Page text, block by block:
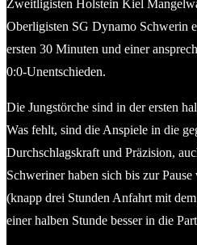
Zweitligisten Holstein Kiel
Oberligisten SG Dynamo Schwerin
ersten 30 Minuten und einer
0:0-Unentschieden.
Die Jungstörche sind in der ersten
Was fehlt, sind die Anspiele in die
Durchschlagskraft und Präzision,
Schweriner haben sich bis zur
(knapp drei Stunden Anfahrt mit
einer halben Stunde besser in die